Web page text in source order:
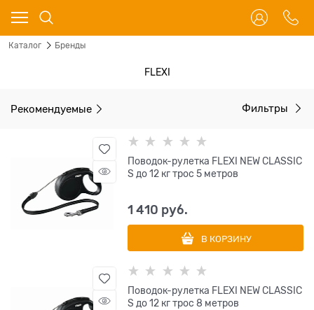
Каталог Бренды
FLEXI
Рекомендуемые Фильтры
Поводок-рулетка FLEXI NEW CLASSIC
S до 12 кг трос 5 метров
1 410 руб.
В КОРЗИНУ
Поводок-рулетка FLEXI NEW CLASSIC
S до 12 кг трос 8 метров